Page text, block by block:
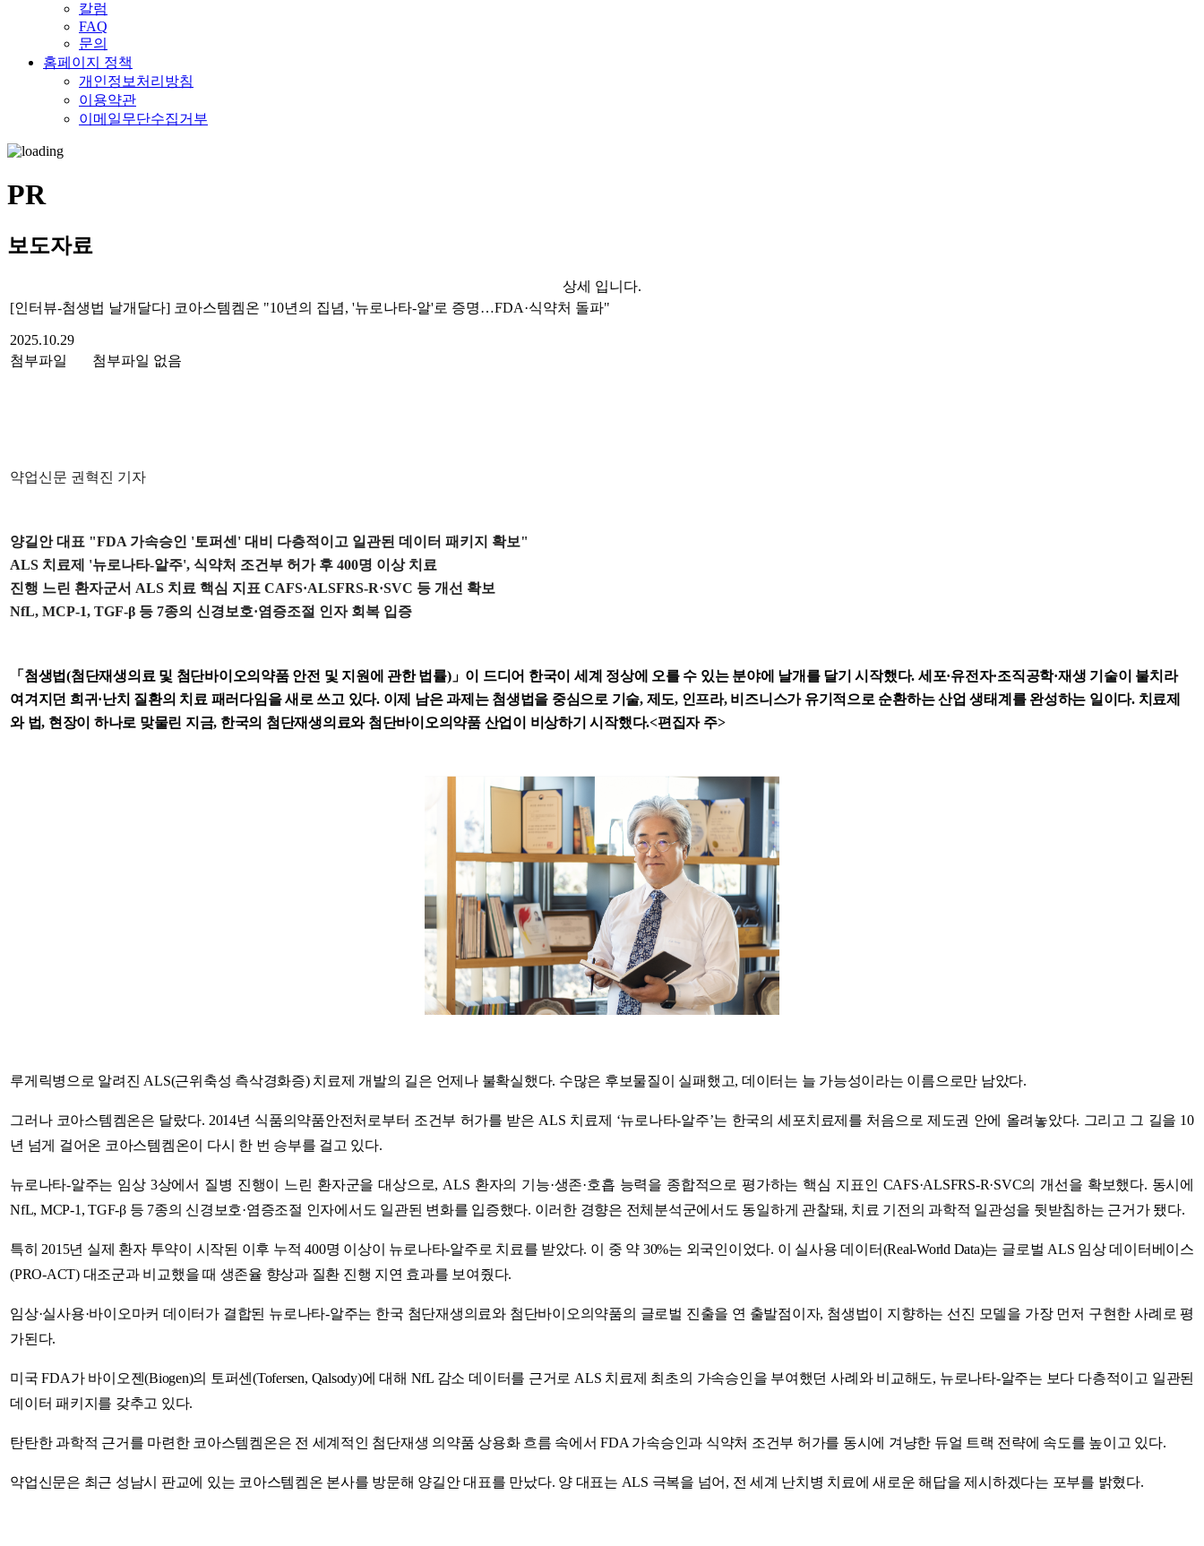
칼럼
FAQ
문의
홈페이지 정책
개인정보처리방침
이용약관
이메일무단수집거부
PR
보도자료
상세 입니다.
[인터뷰-첨생법 날개달다] 코아스템켐온 "10년의 집념, '뉴로나타-알'로 증명…FDA·식약처 돌파"
2025.10.29
첨부파일
첨부파일 없음
약업신문 권혁진 기자
양길안 대표 "FDA 가속승인 '토퍼센' 대비 다층적이고 일관된 데이터 패키지 확보"
ALS 치료제 '뉴로나타-알주', 식약처 조건부 허가 후 400명 이상 치료
진행 느린 환자군서 ALS 치료 핵심 지표 CAFS·ALSFRS-R·SVC 등 개선 확보
NfL, MCP-1, TGF-β 등 7종의 신경보호·염증조절 인자 회복 입증
「첨생법(첨단재생의료 및 첨단바이오의약품 안전 및 지원에 관한 법률)」이 드디어 한국이 세계 정상에 오를 수 있는 분야에 날개를 달기 시작했다. 세포·유전자·조직공학·재생 기술이 불치라
여겨지던 희귀·난치 질환의 치료 패러다임을 새로 쓰고 있다. 이제 남은 과제는 첨생법을 중심으로 기술, 제도, 인프라, 비즈니스가 유기적으로 순환하는 산업 생태계를 완성하는 일이다. 치료제
와 법, 현장이 하나로 맞물린 지금, 한국의 첨단재생의료와 첨단바이오의약품 산업이 비상하기 시작했다.<편집자 주>
루게릭병으로 알려진 ALS(근위축성 측삭경화증) 치료제 개발의 길은 언제나 불확실했다. 수많은 후보물질이 실패했고, 데이터는 늘 가능성이라는 이름으로만 남았다.
그러나 코아스템켐온은 달랐다. 2014년 식품의약품안전처로부터 조건부 허가를 받은 ALS 치료제 ‘뉴로나타-알주’는 한국의 세포치료제를 처음으로 제도권 안에 올려놓았다. 그리고 그 길을 10
년 넘게 걸어온 코아스템켐온이 다시 한 번 승부를 걸고 있다.
뉴로나타-알주는 임상 3상에서 질병 진행이 느린 환자군을 대상으로, ALS 환자의 기능·생존·호흡 능력을 종합적으로 평가하는 핵심 지표인 CAFS·ALSFRS-R·SVC의 개선을 확보했다. 동시에
NfL, MCP-1, TGF-β 등 7종의 신경보호·염증조절 인자에서도 일관된 변화를 입증했다. 이러한 경향은 전체분석군에서도 동일하게 관찰돼, 치료 기전의 과학적 일관성을 뒷받침하는 근거가 됐다.
특히 2015년 실제 환자 투약이 시작된 이후 누적 400명 이상이 뉴로나타-알주로 치료를 받았다. 이 중 약 30%는 외국인이었다. 이 실사용 데이터(Real-World Data)는 글로벌 ALS 임상 데이터베이스
(PRO-ACT) 대조군과 비교했을 때 생존율 향상과 질환 진행 지연 효과를 보여줬다.
임상·실사용·바이오마커 데이터가 결합된 뉴로나타-알주는 한국 첨단재생의료와 첨단바이오의약품의 글로벌 진출을 연 출발점이자, 첨생법이 지향하는 선진 모델을 가장 먼저 구현한 사례로 평
가된다.
미국 FDA가 바이오젠(Biogen)의 토퍼센(Tofersen, Qalsody)에 대해 NfL 감소 데이터를 근거로 ALS 치료제 최초의 가속승인을 부여했던 사례와 비교해도, 뉴로나타-알주는 보다 다층적이고 일관된
데이터 패키지를 갖추고 있다.
탄탄한 과학적 근거를 마련한 코아스템켐온은 전 세계적인 첨단재생 의약품 상용화 흐름 속에서 FDA 가속승인과 식약처 조건부 허가를 동시에 겨냥한 듀얼 트랙 전략에 속도를 높이고 있다.
약업신문은 최근 성남시 판교에 있는 코아스템켐온 본사를 방문해 양길안 대표를 만났다. 양 대표는 ALS 극복을 넘어, 전 세계 난치병 치료에 새로운 해답을 제시하겠다는 포부를 밝혔다.